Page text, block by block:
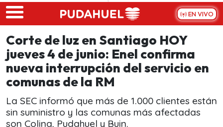
Skip to main content
EN VIVO
Corte de luz en Santiago HOY
jueves 4 de junio: Enel confirma
nueva interrupción del servicio en
comunas de la RM
La SEC informó que más de 1.000 clientes están
sin suministro y las comunas más afectadas
son Colina, Pudahuel y Buin.